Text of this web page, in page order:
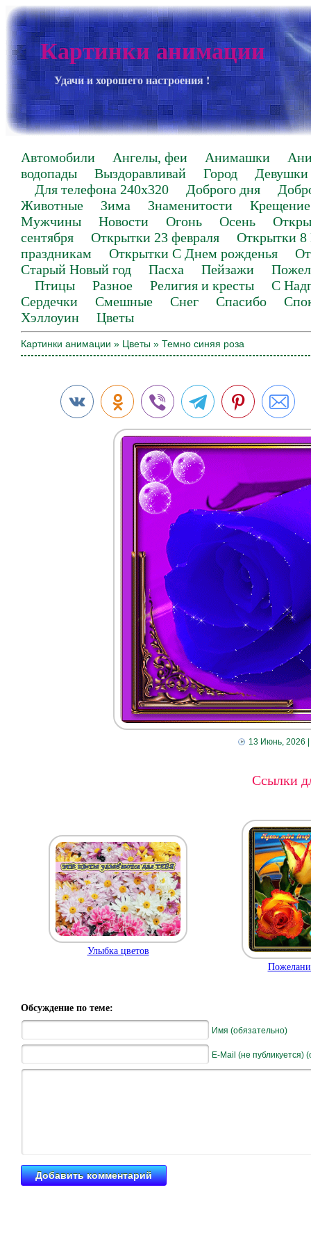
Картинки анимации
Удачи и хорошего настроения !
Автомобили Ангелы, феи Анимашки
водопады
Выздоравливай Город
Девушки
Для телефона 240х320
Доброго дня
Животные
Зима Знаменитости
Крещение
Мужчины
Новости Огонь Осень
сентября
Открытки 23 февраля
Открытки 8
праздникам
Открытки С Днем рожденья
Старый Новый год
Пасха Пейзажи
Птицы
Разное Религия и кресты
С
Сердечки
Смешные Снег Спасибо
Хэллоуин
Цветы
Картинки анимации » Цветы » Темно синяя роза
13 Июнь, 2026
Ссылки
Улыбка цветов
Обсуждение по теме:
Имя (обязательно)
E-Mail (не публикуется)